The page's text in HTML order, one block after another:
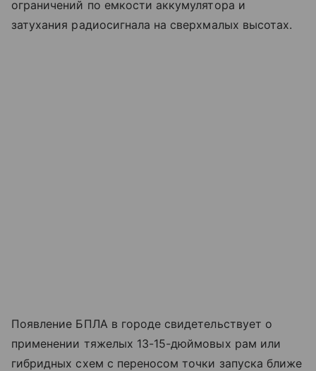
ограничений по емкости аккумулятора и
затухания радиосигнала на сверхмалых высотах.
Появление БПЛА в городе свидетельствует о
применении тяжелых 13-15-дюймовых рам или
гибридных схем с переносом точки запуска ближе